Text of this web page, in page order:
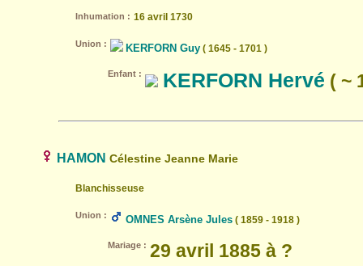
Inhumation : 16 avril 1730
Union : KERFORN Guy ( 1645 - 1701 )
Enfant : KERFORN Hervé ( ~
HAMON Célestine Jeanne Marie
Blanchisseuse
Union : OMNES Arsène Jules ( 1859 - 1918 )
Mariage : 29 avril 1885 à ?